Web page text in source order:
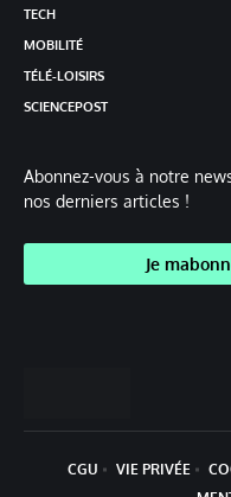
TECH
MOBILITÉ
TÉLÉ-LOISIRS
SCIENCEPOST
Abonnez-vous à notre
nos derniers articles !
Je
CGU VIE PRIVÉE